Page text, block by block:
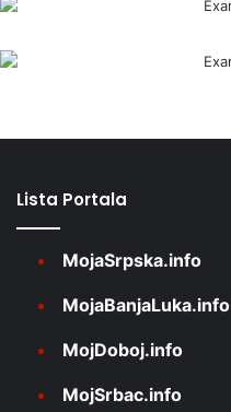
Lista Portala
MojaSrpska.info
MojaBanjaLuka.info
MojDoboj.info
MojSrbac.info